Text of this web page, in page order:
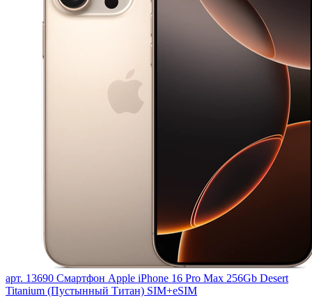
арт. 13690 Смартфон Apple iPhone 16 Pro Max 256Gb Desert
Titanium (Пустынный Титан) SIM+eSIM